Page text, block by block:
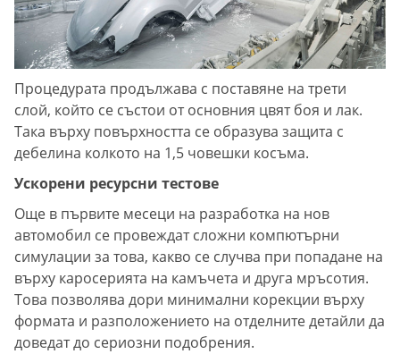
Процедурата продължава с поставяне на трети
слой, който се състои от основния цвят боя и лак.
Така върху повърхността се образува защита с
дебелина колкото на 1,5 човешки косъма.
Ускорени ресурсни тестове
Още в първите месеци на разработка на нов
автомобил се провеждат сложни компютърни
симулации за това, какво се случва при попадане на
върху каросерията на камъчета и друга мръсотия.
Това позволява дори минимални корекции върху
формата и разположението на отделните детайли да
доведат до сериозни подобрения.